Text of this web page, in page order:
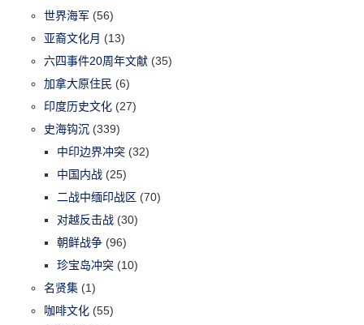
世界海军 (56)
亚裔文化月 (13)
六四事件20周年文献 (35)
加拿大原住民 (6)
印度历史文化 (27)
史海钩沉 (339)
中印边界冲突 (32)
中国内战 (25)
二战中缅印战区 (70)
对越反击战 (30)
朝鲜战争 (96)
珍宝岛冲突 (10)
名贤集 (1)
咖啡文化 (55)